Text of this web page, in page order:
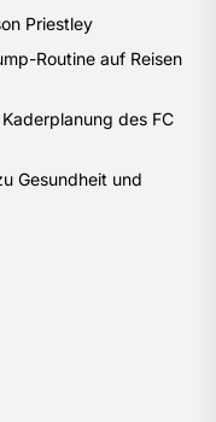
Priestley
Routine auf Reisen
des FC
Gesundheit und